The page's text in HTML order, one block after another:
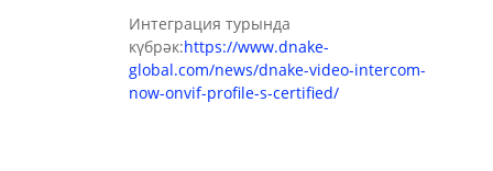
Интеграция турында
күбрәк:https://www.dnake-
global.com/news/dnake-video-intercom-
now-onvif-profile-s-certified/